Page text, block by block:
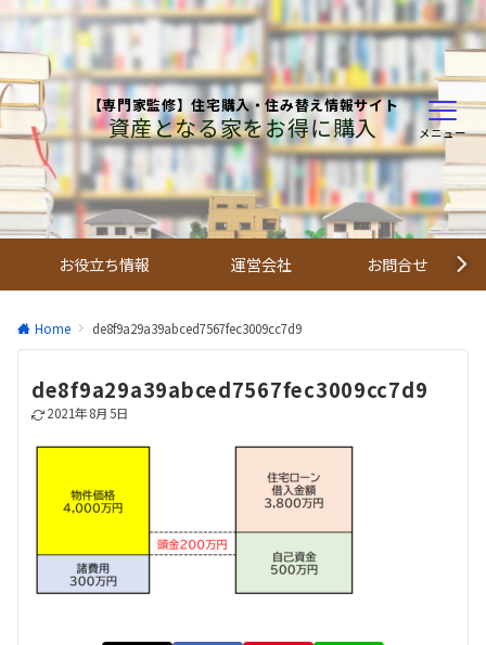
【専門家監修】住宅購入・住み替え情報サイト
資産となる家をお得に購入 メニュー
お役立ち情報 運営会社 お問合せ
Home de8f9a29a39abced7567fec3009cc7d9
de8f9a29a39abced7567fec3009cc7d9
2021年8月5日